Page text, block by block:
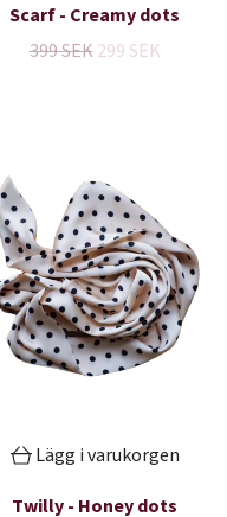
Scarf - Creamy dots
399 SEK 299 SEK
Lägg i varukorgen
Twilly - Honey dots